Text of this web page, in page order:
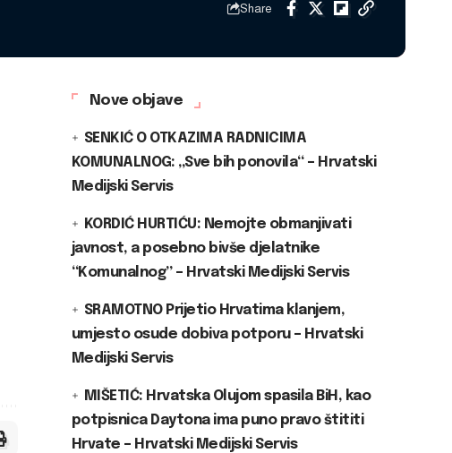
Share
Nove objave
SENKIĆ O OTKAZIMA RADNICIMA
KOMUNALNOG: „Sve bih ponovila“ – Hrvatski
Medijski Servis
KORDIĆ HURTIĆU: Nemojte obmanjivati
javnost, a posebno bivše djelatnike
“Komunalnog” – Hrvatski Medijski Servis
SRAMOTNO Prijetio Hrvatima klanjem,
umjesto osude dobiva potporu – Hrvatski
Medijski Servis
MIŠETIĆ: Hrvatska Olujom spasila BiH, kao
potpisnica Daytona ima puno pravo štititi
Hrvate – Hrvatski Medijski Servis